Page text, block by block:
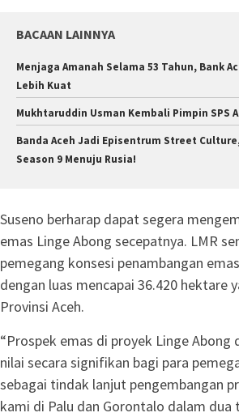
BACAAN LAINNYA
Menjaga Amanah Selama 53 Tahun, Bank
Lebih Kuat
Mukhtaruddin Usman Kembali Pimpin SPS
Banda Aceh Jadi Episentrum Street Culture,
Season 9 Menuju Rusia!
Suseno berharap dapat segera
emas Linge Abong secepatnya. LMR
pemegang konsesi penambangan
dengan luas mencapai 36.420 hektare
Provinsi Aceh.
“Prospek emas di proyek Linge Abong
nilai secara signifikan bagi para
sebagai tindak lanjut pengembangan
kami di Palu dan Gorontalo dalam dua